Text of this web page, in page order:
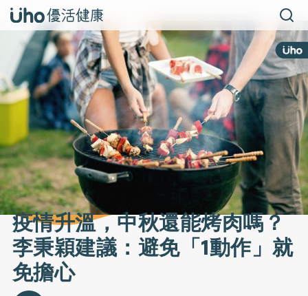
疫情升溫，中秋還能烤肉嗎？
李秉穎建議：避免「1動作」就
免擔心